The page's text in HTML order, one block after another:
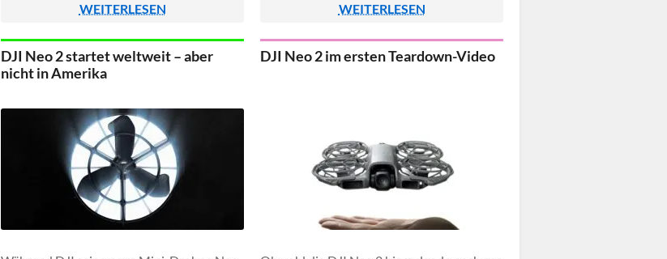
Heimatschutzministerium empfohlen
werden. Hintergrund ist die Einstufung
solcher Drohnen und Bauteile als
Behörden […]
WEITERLESEN
Modelle (ab Version 2) können ihre Drohne
jetzt direkt am Handgelenk starten, steuern
und für Aufnahmen […]
WEITERLESEN
DJI Neo 2 startet weltweit – aber
nicht in Amerika
DJI Neo 2 im ersten Teardown-Video